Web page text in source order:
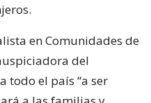
en Comunidades de
del
todo el país “a ser